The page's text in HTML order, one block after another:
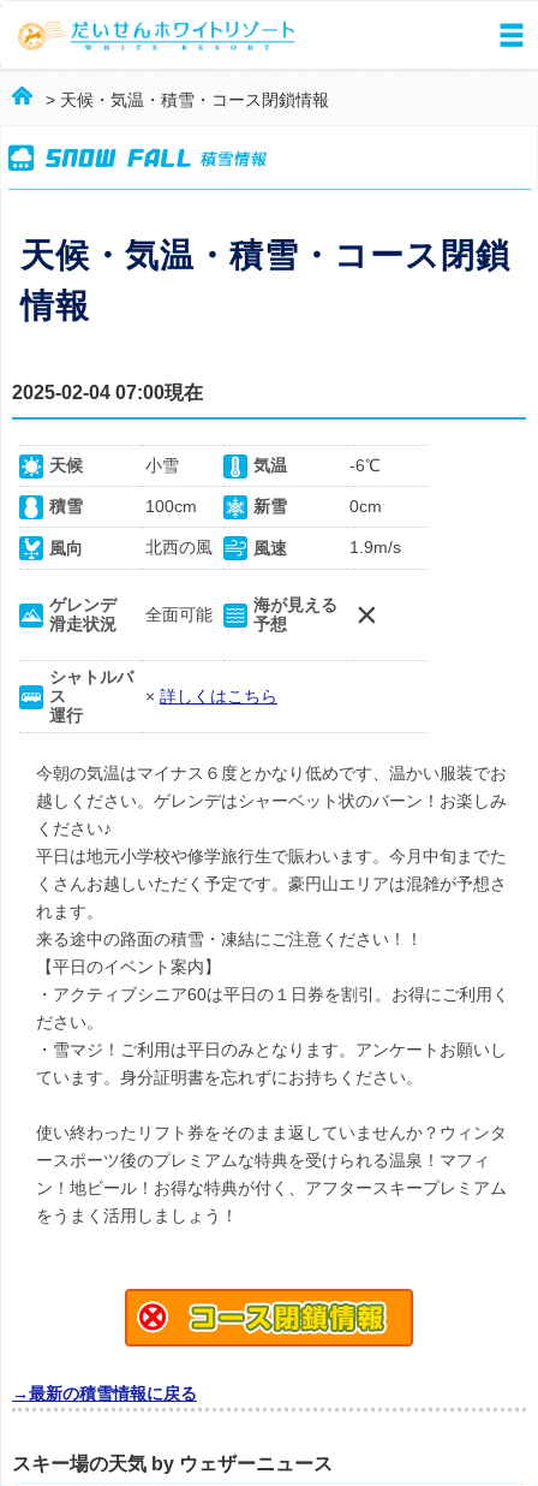
> 天候・気温・積雪・コース閉鎖情報
天候・気温・積雪・コース閉鎖
情報
2025-02-04 07:00現在
天候 小雪 気温 -6℃
積雪 100cm 新雪 0cm
風向 北西の風 風速 1.9m/s
ゲレンデ
滑走状況
全面可能
海が見える
予想
×
シャトルバ
ス
運行
× 詳しくはこちら
今朝の気温はマイナス６度とかなり低めです、温かい服装でお
越しください。ゲレンデはシャーベット状のバーン！お楽しみ
ください♪
平日は地元小学校や修学旅行生で賑わいます。今月中旬までた
くさんお越しいただく予定です。豪円山エリアは混雑が予想さ
れます。
来る途中の路面の積雪・凍結にご注意ください！！
【平日のイベント案内】
・アクティブシニア60は平日の１日券を割引。お得にご利用く
ださい。
・雪マジ！ご利用は平日のみとなります。アンケートお願いし
ています。身分証明書を忘れずにお持ちください。
使い終わったリフト券をそのまま返していませんか？ウィンタ
ースポーツ後のプレミアムな特典を受けられる温泉！マフィ
ン！地ビール！お得な特典が付く、アフタースキープレミアム
をうまく活用しましょう！
→最新の積雪情報に戻る
スキー場の天気 by ウェザーニュース